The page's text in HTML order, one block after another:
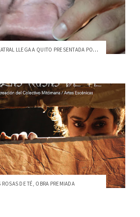
RABIA LA OBRA TEATRAL LLEGA A QUITO PRESENTADA POR LA USFQ
ROSAS DE TÉ, OBRA PREMIADA